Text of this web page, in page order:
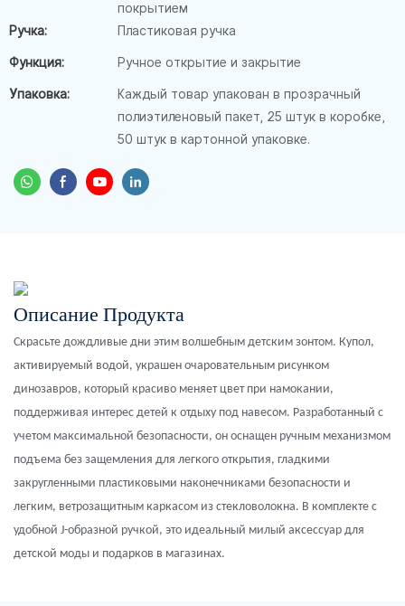
покрытием
Ручка:
Пластиковая ручка
Функция: Ручное открытие и закрытие
Упаковка:
Каждый товар упакован в прозрачный
полиэтиленовый пакет, 25 штук в коробке,
50 штук в картонной упаковке.
Описание Продукта
Скрасьте дождливые дни этим волшебным детским зонтом. Купол,
активируемый водой, украшен очаровательным рисунком
динозавров, который красиво меняет цвет при намокании,
поддерживая интерес детей к отдыху под навесом. Разработанный с
учетом максимальной безопасности, он оснащен ручным механизмом
подъема без защемления для легкого открытия, гладкими
закругленными пластиковыми наконечниками безопасности и
легким, ветрозащитным каркасом из стекловолокна. В комплекте с
удобной J-образной ручкой, это идеальный милый аксессуар для
детской моды и подарков в магазинах.